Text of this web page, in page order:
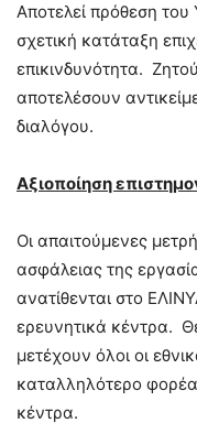
Αποτελεί πρόθεση του
σχετική κατάταξη
επικινδυνότητα.
αποτελέσουν
διαλόγου.
Αξιοποίηση
Οι απαιτούμενες
ασφάλειας της
ανατίθενται στο
ερευνητικά κέντρα.
μετέχουν όλοι οι
καταλληλότερο φορέα
κέντρα.